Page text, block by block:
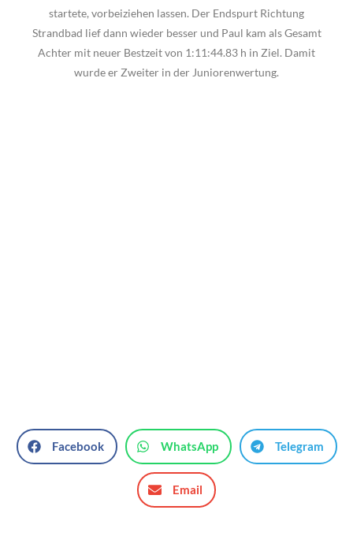
startete, vorbeiziehen lassen. Der Endspurt Richtung
Strandbad lief dann wieder besser und Paul kam als Gesamt
Achter mit neuer Bestzeit von 1:11:44.83 h in Ziel. Damit
wurde er Zweiter in der Juniorenwertung.
Facebook WhatsApp Telegram
Email